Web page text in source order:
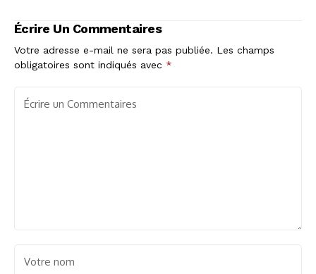
Écrire Un Commentaires
Votre adresse e-mail ne sera pas publiée. Les champs
obligatoires sont indiqués avec *